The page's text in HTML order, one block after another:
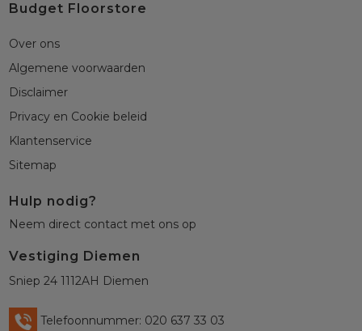
Budget Floorstore
Over ons
Algemene voorwaarden
Disclaimer
Privacy en Cookie beleid
Klantenservice
Sitemap
Hulp nodig?
Neem direct contact met ons op
Vestiging Diemen
Sniep 24 1112AH Diemen
Telefoonnummer: 020 637 33 03